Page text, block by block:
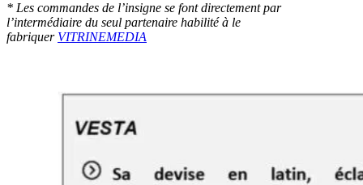
* Les commandes de l’insigne se font directement par
l’intermédiaire du seul partenaire habilité à le
fabriquer VITRINEMEDIA